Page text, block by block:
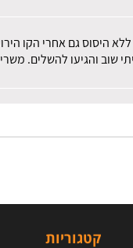
היסוס גם אחרי הקו
שוב והגיעו להשלים.
קטגוריות